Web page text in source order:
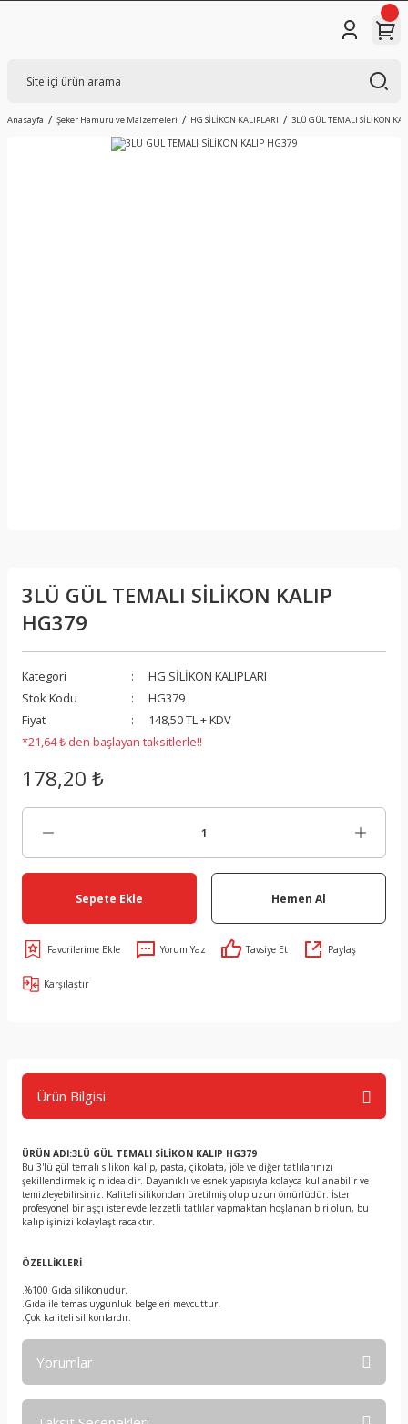
Anasayfa Şeker Hamuru ve Malzemeleri HG SİLİKON KALIPLARI 3LÜ GÜL TEMALI SİLİKON
3LÜ GÜL TEMALI SİLİKON KALIP
HG379
Kategori
HG SİLİKON KALIPLARI
Stok Kodu
HG379
Fiyat
148,50 TL + KDV
*21,64 ₺ den başlayan taksitlerle!!
178,20 ₺
Sepete Ekle Hemen Al
Yorum Yaz Tavsiye Et Paylaş
Karşılaştır
Ürün Bilgisi
ÜRÜN ADI:3LÜ GÜL TEMALI SİLİKON KALIP HG379
Bu 3'lü gül temalı silikon kalıp, pasta, çikolata, jöle ve diğer tatlılarınızı
şekillendirmek için idealdir. Dayanıklı ve esnek yapısıyla kolayca kullanabilir ve
temizleyebilirsiniz. Kaliteli silikondan üretilmiş olup uzun ömürlüdür. İster
profesyonel bir aşçı ister evde lezzetli tatlılar yapmaktan hoşlanan biri olun, bu
kalıp işinizi kolaylaştıracaktır.
ÖZELLİKLERİ
.%100 Gıda silikonudur.
.Gıda ile temas uygunluk belgeleri mevcuttur.
.Çok kaliteli silikonlardır.
Yorumlar